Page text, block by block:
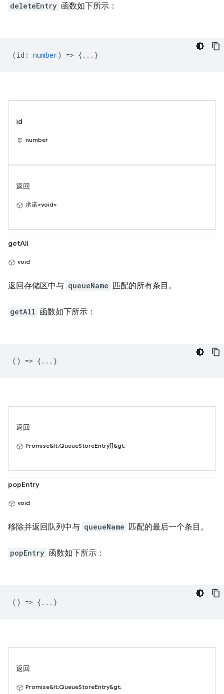
deleteEntry 函数如下所示：
(id : number) => {...}
id
number
返回
承诺<void>
getAll
void
返回存储区中与 queueName 匹配的所有条目。
getAll 函数如下所示：
() => {...}
返回
Promise&lt;QueueStoreEntry[]&gt;
popEntry
void
移除并返回队列中与 queueName 匹配的最后一个条目。
popEntry 函数如下所示：
() => {...}
返回
Promise&lt;QueueStoreEntry&gt;